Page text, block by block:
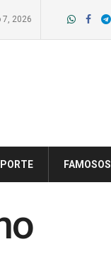
7, 2026
FAMOSOS